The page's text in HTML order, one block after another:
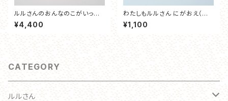
ルルさんのおんなのこがいっぱ
い（ちゃいろ） 手帳型スマホケー
ス
¥4,400
わたしもルルさん にがおえ（ポ
ストカード）
¥1,100
CATEGORY
ルルさん